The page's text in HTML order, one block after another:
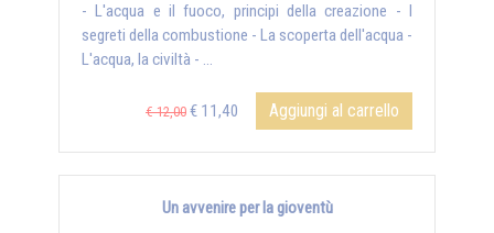
- L'acqua e il fuoco, principi della creazione - I
segreti della combustione - La scoperta dell'acqua -
L'acqua, la civiltà - ...
€ 12,00 € 11,40 Aggiungi al carrello
Un avvenire per la gioventù